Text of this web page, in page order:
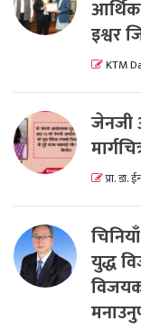
इश्वर
KTM
जेनजी
प्रा. डा.
युद्ध